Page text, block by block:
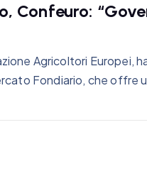
Confeuro:
Agricoltori Europei,
Fondiario, che offre